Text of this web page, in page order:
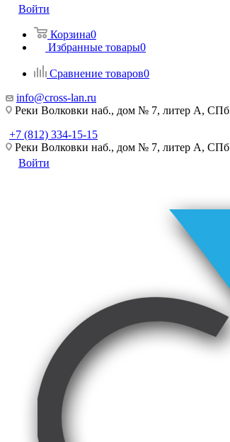
Войти
Корзина0
Избранные товары0
Сравнение товаров0
info@cross-lan.ru
Реки Волковки наб., дом № 7, литер А, СПб
+7 (812) 334-15-15
Реки Волковки наб., дом № 7, литер А, СПб
Войти